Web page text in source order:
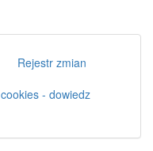
Rejestr zmian
- dowiedz